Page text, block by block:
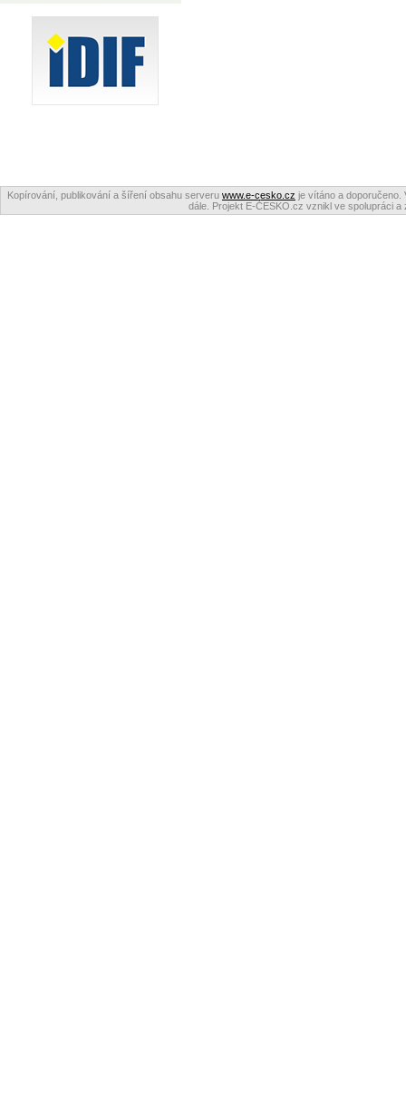
Kopírování, publikování a šíření obsahu serveru www.e-cesko.cz je vítáno a doporučeno.
dále. Projekt E-ČESKO.cz vznikl ve spolupráci